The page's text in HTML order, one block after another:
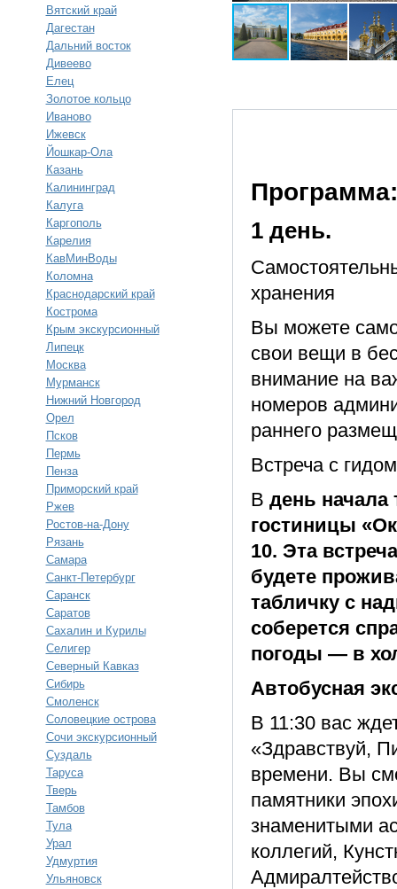
Вятский край
Дагестан
Дальний восток
Дивеево
Елец
Золотое кольцо
Иваново
Ижевск
Йошкар-Ола
Казань
Калининград
Калуга
Каргополь
Карелия
КавМинВоды
Коломна
Краснодарский край
Кострома
Крым экскурсионный
Липецк
Москва
Мурманск
Нижний Новгород
Орел
Псков
Пермь
Пенза
Приморский край
Ржев
Ростов-на-Дону
Рязань
Самара
Санкт-Петербург
Саранск
Саратов
Сахалин и Курилы
Селигер
Северный Кавказ
Сибирь
Смоленск
Соловецкие острова
Сочи экскурсионный
Суздаль
Таруса
Тверь
Тамбов
Тула
Урал
Удмуртия
Ульяновск
Программа:
1 день.
хранения
Вы можете
свои вещи в
внимание на
номеров
раннего
Встреча с гидом
В день начала
гостиницы
10. Эта
будете
табличку с
соберется
погоды — в
Автобусная
В 11:30 вас
«Здравствуй,
времени. Вы
памятники
знаменитыми
коллегий,